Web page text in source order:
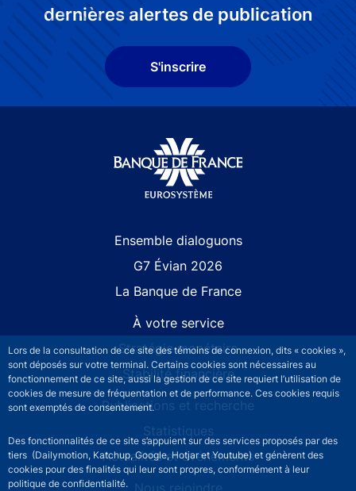
Lors de la consultation de ce site des témoins de connexion, dits « cookies »,
sont déposés sur votre terminal. Certains cookies sont nécessaires au
fonctionnement de ce site, aussi la gestion de ce site requiert l’utilisation de
cookies de mesure de fréquentation et de performance. Ces cookies requis
sont exemptés de consentement.
Des fonctionnalités de ce site s’appuient sur des services proposés par des
tiers (Dailymotion, Katchup, Google, Hotjar et Youtube) et génèrent des
cookies pour des finalités qui leur sont propres, conformément à leur
politique de confidentialité.
dernières alertes de publication
S'inscrire
Ensemble dialoguons
G7 Évian 2026
La Banque de France
À votre service
Stratégie monétaire
Stabilité financière
Publications et recherche
Statistiques
Actualités et événements
Nous rejoindre